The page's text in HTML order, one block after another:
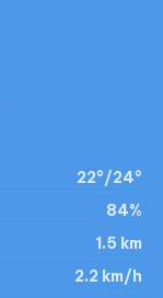
22°/24°
84%
1.5 km
2.2 km/h